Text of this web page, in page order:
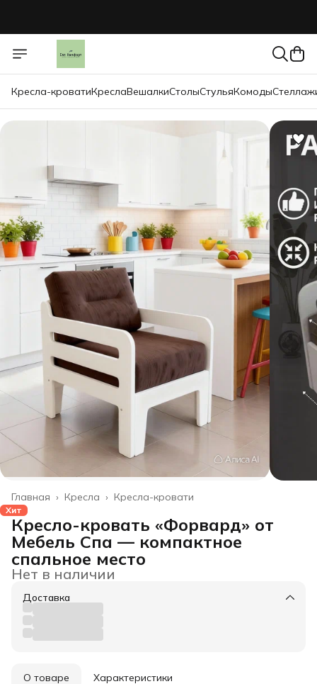
Кресла-кроватиКреслаВешалкиСтолыСтульяКомоды
Кресла-кровати
Кресла ›
Главная ›
Хит
Кресло-кровать «Форвард» от
Мебель Спа — компактное
спальное место
Нет в наличии
Доставка
О товаре Характеристики